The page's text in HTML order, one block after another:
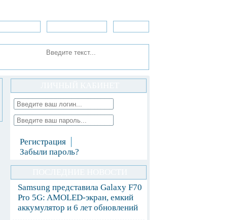
Регистрация
Забыли пароль?
Samsung представила Galaxy F70
Pro 5G: AMOLED-экран, емкий
аккумулятор и 6 лет обновлений